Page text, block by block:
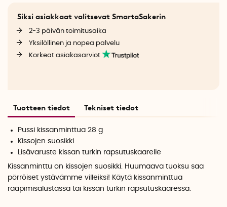
Siksi asiakkaat valitsevat SmartaSakerin
2-3 päivän toimitusaika
Yksilöllinen ja nopea palvelu
Korkeat asiakasarviot
Tuotteen tiedot Tekniset tiedot
Pussi kissanminttua 28 g
Kissojen suosikki
Lisävaruste kissan turkin rapsutuskaarelle
Kissanminttu on kissojen suosikki. Huumaava tuoksu saa
pörröiset ystävämme villeiksi! Käytä kissanminttua
raapimisalustassa tai kissan turkin rapsutuskaaressa.